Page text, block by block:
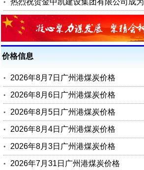
价格信息
2026年8月7日广州港煤炭价格
2026年8月6日广州港煤炭价格
2026年8月5日广州港煤炭价格
2026年8月4日广州港煤炭价格
2026年8月3日广州港煤炭价格
2026年7月31日广州港煤炭价格